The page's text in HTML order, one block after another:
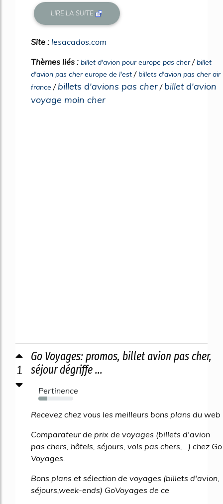
LIRE LA SUITE
Site : lesacados.com
Thèmes liés : billet d'avion pour europe pas cher/billet
d'avion pas cher europe de l'est /billets d'avion pas cher air
france / billets d'avions pas cher / billet d'avion
voyage moin cher
1
Go Voyages: promos, billet avion pas cher,
séjour dégriffe ...
Pertinence
24%
Recevez chez vous les meilleurs bons plans du web
Comparateur de prix de voyages (billets d'avion
pas chers, hôtels, séjours, vols pas chers,...) chez Go
Voyages.
Bons plans et sélection de voyages (billets d'avion,
séjours,week-ends) GoVoyages de ce